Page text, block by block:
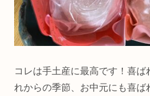
コレは手土産に最高です！喜ば
れからの季節、お中元にも喜ば